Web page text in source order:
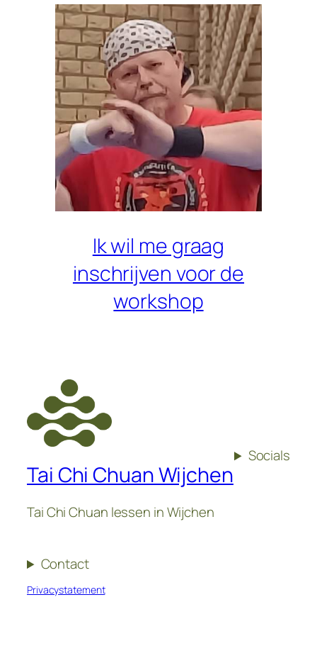
Ik wil me graag
inschrijven voor de
workshop
Tai Chi Chuan Wijchen
Tai Chi Chuan lessen in Wijchen
Socials
Contact
Privacystatement